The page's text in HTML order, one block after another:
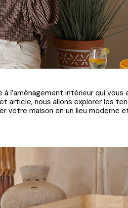
l’aménagement intérieur qui vous
article, nous allons explorer les
votre maison en un lieu moderne